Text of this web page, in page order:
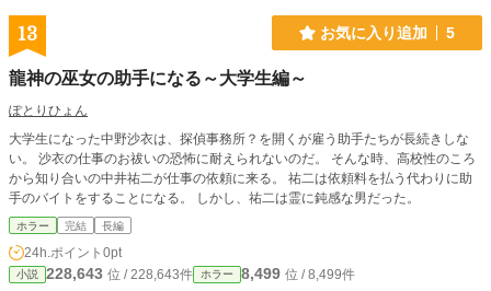
13 お気に入り追加 5
龍神の巫女の助手になる～大学生編～
ぽとりひょん
大学生になった中野沙衣は、探偵事務所？を開くが雇う助手たちが長続きしな
い。 沙衣の仕事のお祓いの恐怖に耐えられないのだ。 そんな時、高校性のころ
から知り合いの中井祐二が仕事の依頼に来る。 祐二は依頼料を払う代わりに助
手のバイトをすることになる。 しかし、祐二は霊に鈍感な男だった。
ホラー 完結 長編
24h.ポイント 0pt
小説 228,643 位 / 228,643件 ホラー 8,499 位 / 8,499件